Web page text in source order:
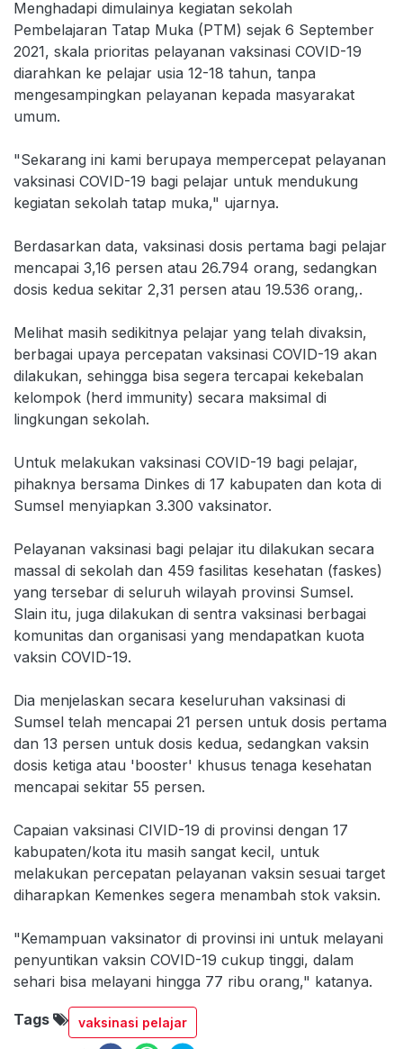
Menghadapi dimulainya kegiatan sekolah
Pembelajaran Tatap Muka (PTM) sejak 6 September
2021, skala prioritas pelayanan vaksinasi COVID-19
diarahkan ke pelajar usia 12-18 tahun, tanpa
mengesampingkan pelayanan kepada masyarakat
umum.
"Sekarang ini kami berupaya mempercepat pelayanan
vaksinasi COVID-19 bagi pelajar untuk mendukung
kegiatan sekolah tatap muka," ujarnya.
Berdasarkan data, vaksinasi dosis pertama bagi pelajar
mencapai 3,16 persen atau 26.794 orang, sedangkan
dosis kedua sekitar 2,31 persen atau 19.536 orang,.
Melihat masih sedikitnya pelajar yang telah divaksin,
berbagai upaya percepatan vaksinasi COVID-19 akan
dilakukan, sehingga bisa segera tercapai kekebalan
kelompok (herd immunity) secara maksimal di
lingkungan sekolah.
Untuk melakukan vaksinasi COVID-19 bagi pelajar,
pihaknya bersama Dinkes di 17 kabupaten dan kota di
Sumsel menyiapkan 3.300 vaksinator.
Pelayanan vaksinasi bagi pelajar itu dilakukan secara
massal di sekolah dan 459 fasilitas kesehatan (faskes)
yang tersebar di seluruh wilayah provinsi Sumsel.
Slain itu, juga dilakukan di sentra vaksinasi berbagai
komunitas dan organisasi yang mendapatkan kuota
vaksin COVID-19.
Dia menjelaskan secara keseluruhan vaksinasi di
Sumsel telah mencapai 21 persen untuk dosis pertama
dan 13 persen untuk dosis kedua, sedangkan vaksin
dosis ketiga atau 'booster' khusus tenaga kesehatan
mencapai sekitar 55 persen.
Capaian vaksinasi CIVID-19 di provinsi dengan 17
kabupaten/kota itu masih sangat kecil, untuk
melakukan percepatan pelayanan vaksin sesuai target
diharapkan Kemenkes segera menambah stok vaksin.
"Kemampuan vaksinator di provinsi ini untuk melayani
penyuntikan vaksin COVID-19 cukup tinggi, dalam
sehari bisa melayani hingga 77 ribu orang," katanya.
Tags vaksinasi pelajar